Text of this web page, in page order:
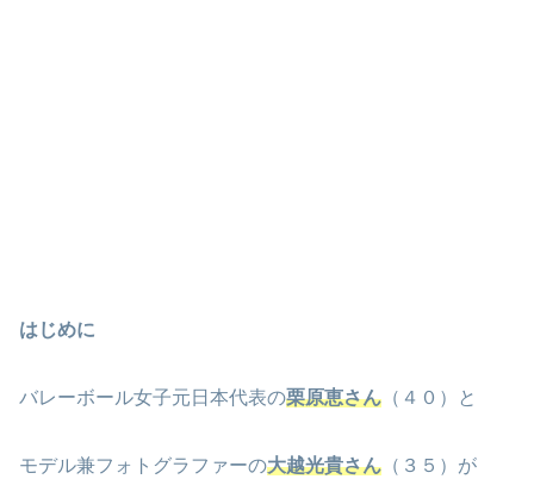
はじめに
バレーボール女子元日本代表の栗原恵さん （４０）と
モデル兼フォトグラファーの大越光貴さん （３５）が